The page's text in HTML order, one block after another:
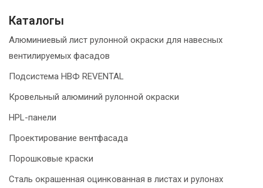
Каталогы
Алюминиевый лист рулонной окраски для навесных
вентилируемых фасадов
Подсистема НВФ REVENTAL
Кровельный алюминий рулонной окраски
HPL-панели
Проектирование вентфасада
Порошковые краски
Сталь окрашенная оцинкованная в листах и рулонах